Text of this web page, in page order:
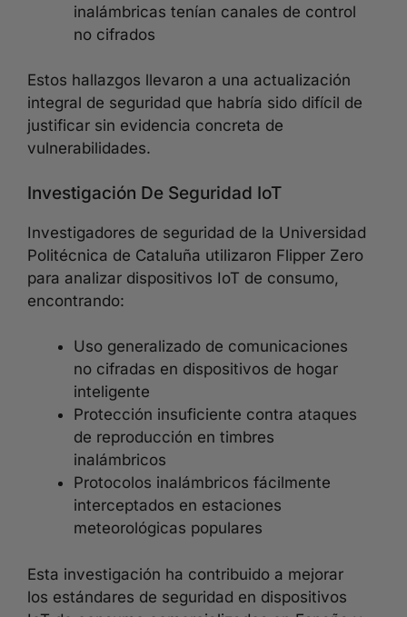
inalámbricas tenían canales de control
no cifrados
Estos hallazgos llevaron a una actualización
integral de seguridad que habría sido difícil de
justificar sin evidencia concreta de
vulnerabilidades.
Investigación De Seguridad IoT
Investigadores de seguridad de la Universidad
Politécnica de Cataluña utilizaron Flipper Zero
para analizar dispositivos IoT de consumo,
encontrando:
Uso generalizado de comunicaciones
no cifradas en dispositivos de hogar
inteligente
Protección insuficiente contra ataques
de reproducción en timbres
inalámbricos
Protocolos inalámbricos fácilmente
interceptados en estaciones
meteorológicas populares
Esta investigación ha contribuido a mejorar
los estándares de seguridad en dispositivos